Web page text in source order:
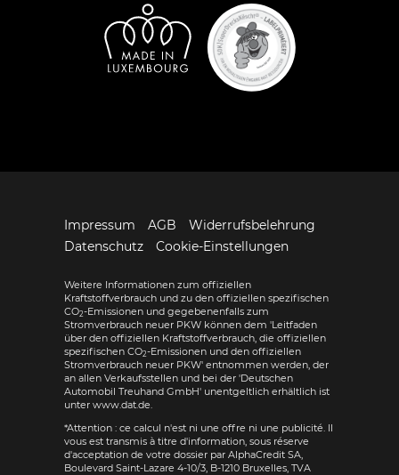
Impressum AGB
Widerrufsbelehrung
Datenschutz
Cookie-Einstellungen
Weitere Informationen zum offiziellen
Kraftstoffverbrauch und zu den offiziellen spezifischen
CO2-Emissionen und gegebenenfalls zum
Stromverbrauch neuer PKW können dem 'Leitfaden
über den offiziellen Kraftstoffverbrauch, die offiziellen
spezifischen CO2-Emissionen und den offiziellen
Stromverbrauch neuer PKW' entnommen werden, der
an allen Verkaufsstellen und bei der 'Deutschen
Automobil Treuhand GmbH' unentgeltlich erhältlich ist
unter www.dat.de.
*Attention : ce calcul n'est ni une offre ni une publicité. Il
vous est transmis à titre d'information, sous réserve
d'acceptation de votre dossier par AlphaCredit SA,
Boulevard Saint-Lazare 4-10/3, B-1210 Bruxelles, TVA